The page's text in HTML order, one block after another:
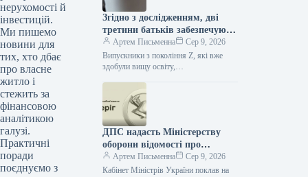
нерухомості й
інвестицій.
Ми пишемо
новини для
тих, хто дбає
про власне
житло і
стежить за
фінансовою
аналітикою
галузі.
Практичні
поради
поєднуємо з
Згідно з дослідженням, дві
третини батьків забезпечують
фінансову підтримку своїх
дорослих дітей з покоління Z.
Артем Письменна
Сер 9, 2026
Випускники з покоління Z, які вже
здобули вищу освіту,
завжди досягають…
ДПС надасть Міністерству
оборони відомості про
чоловіків віком від 18 до 60
років для уточнення даних
Артем Письменна
Сер 9, 2026
Кабінет Міністрів України поклав на